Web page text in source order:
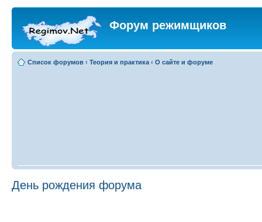
Форум режимщиков
Список форумов ‹ Теория и практика ‹ О сайте и форуме
День рождения форума